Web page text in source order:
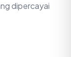
dipercayai